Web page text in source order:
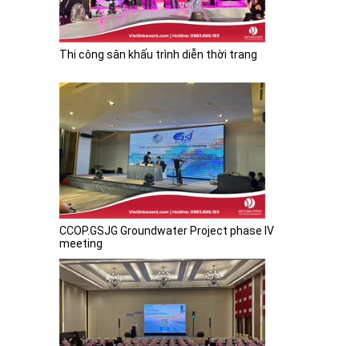
Thi công sân khấu trình diễn thời trang
CCOP.GSJG Groundwater Project phase IV
meeting